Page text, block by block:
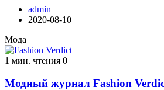
admin
2020-08-10
Мода
1 мин. чтения 0
Модный журнал Fashion